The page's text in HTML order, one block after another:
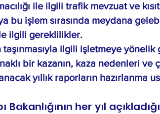
ile ilgili trafik mevzuat ve
bu işlem sırasında meydana
ilgili gereklilikler.
ilgili işletmeye yönelik
bir kazanın, kaza nedenleri
yıllık raporların hazırlanma
Bakanlığının her yıl